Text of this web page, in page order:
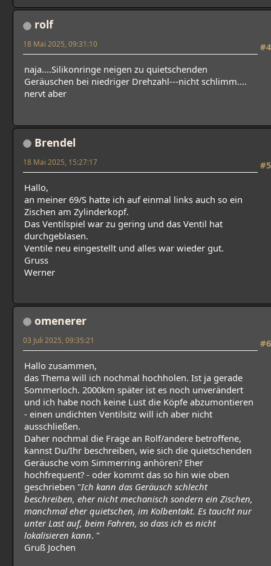
rolf
#4
18 Mai 2025, 09:31:10
naja....Silikonringe neigen zu quietschenden
Geräuschen bei niedriger Drehzahl---nicht schlimm....
nervt aber
Brendel
#5
18 Mai 2025, 15:27:17
Hallo,
an meiner 69/S hatte ich auf einmal links auch so ein
Zischen am Zylinderkopf.
Das Ventilspiel war zu gering und das Ventil hat
durchgeblasen.
Ventile neu eingestellt und alles war wieder gut.
Gruss
Werner
omenerer
#6
03 Juli 2025, 09:35:21
Hallo zusammen,
das Thema will ich nochmal hochholen. Ist ja gerade
Sommerloch. 2000km später ist es noch unverändert
und ich habe noch keine Lust die Köpfe abzumontieren
- einen undichten Ventilsitz will ich aber nicht
ausschließen.
Daher nochmal die Frage an Rolf/andere betroffene,
kannst Du/Ihr beschreiben, wie sich die quietschenden
Geräusche vom Simmerring anhören? Eher
hochfrequent? - oder kommt das so hin wie oben
geschrieben "Ich kann das Geräusch schlecht
beschreiben, eher nicht mechanisch sondern ein Zischen,
manchmal eher quietschen, im Kolbentakt. Es taucht nur
unter Last auf, beim Fahren, so dass ich es nicht
lokalisieren kann. "
Gruß Jochen